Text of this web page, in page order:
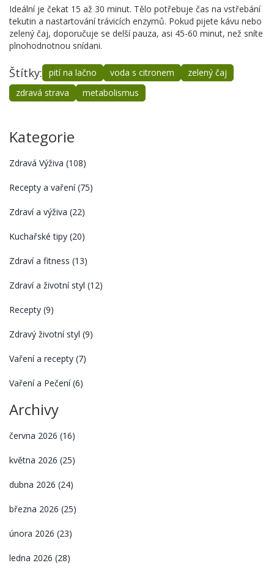
Ideální je čekat 15 až 30 minut. Tělo potřebuje čas na vstřebání
tekutin a nastartování trávicích enzymů. Pokud pijete kávu nebo
zelený čaj, doporučuje se delší pauza, asi 45-60 minut, než sníte
plnohodnotnou snídani.
Štítky: pití na lačno voda s citronem
zelený čaj
zdravá strava
metabolismus
Kategorie
Zdravá Výživa (108)
Recepty a vaření(75)
Zdraví a výživa (22)
Kuchařské tipy (20)
Zdraví a fitness (13)
Zdraví a životní styl (12)
Recepty (9)
Zdravý životní styl (9)
Vaření a recepty (7)
Vaření a Pečení(6)
Archivy
června 2026 (16)
května 2026 (25)
dubna 2026 (24)
března 2026 (25)
února 2026 (23)
ledna 2026 (28)